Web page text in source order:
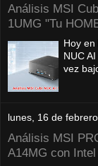
Análisis MSI
1UMG "Tu
Hoy
NUC
vez
lunes, 16 de
Análisis MSI
A14MG con